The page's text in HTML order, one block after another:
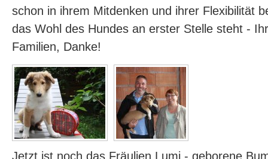
schon in ihrem Mitdenken und ihrer Flexibilität
das Wohl des Hundes an erster Stelle steht -
Familien, Danke!
Jetzt ist noch das Fräulien Lumi - geborene